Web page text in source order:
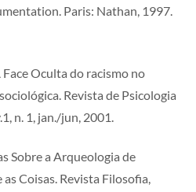
Paris: Nathan, 1997.
Oculta do racismo no
Revista de Psicologia
n. 1, jan./jun, 2001.
Sobre a Arqueologia de
Coisas. Revista Filosofia,